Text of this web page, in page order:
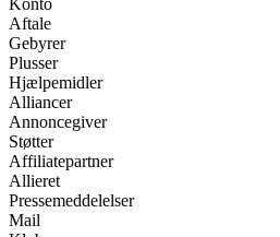
Konto
Aftale
Gebyrer
Plusser
Hjælpemidler
Alliancer
Annoncegiver
Støtter
Affiliatepartner
Allieret
Pressemeddelelser
Mail